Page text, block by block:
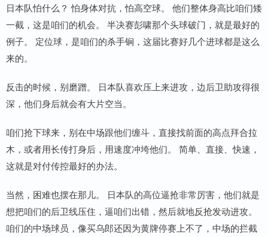
日本队怕什么？ 怕身体对抗，怕高空球。 他们整体身高比咱们矮
一截，这是咱们的机会。 半决赛彭啸那个头球破门，就是最好的
例子。 定位球，是咱们的杀手锏，这届比赛好几个进球都是这么
来的。
反击的时候，别磨蹭。 日本队喜欢压上来进攻，边后卫助攻得很
深，他们身后就会有大片空当。
咱们抢下球来，别在中场跟他们缠斗，直接找前面的高点拜合拉
木，或者用长传打身后，用速度冲垮他们。 简单、直接、快速，
这就是对付传控最好的办法。
当然，困难也摆在那儿。 日本队的高位逼抢非常厉害，他们就是
想把咱们的后卫线压住，逼咱们出错，然后就地反抢发动进攻。
咱们的中场球员，像买乌郎还因为黄牌停赛上不了，中场的拦截